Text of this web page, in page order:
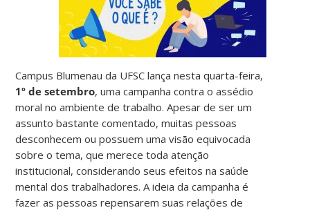
Campus Blumenau da UFSC lança nesta quarta-feira,
1º de setembro, uma campanha contra o assédio
moral no ambiente de trabalho. Apesar de ser um
assunto bastante comentado, muitas pessoas
desconhecem ou possuem uma visão equivocada
sobre o tema, que merece toda atenção
institucional, considerando seus efeitos na saúde
mental dos trabalhadores. A ideia da campanha é
fazer as pessoas repensarem suas relações de